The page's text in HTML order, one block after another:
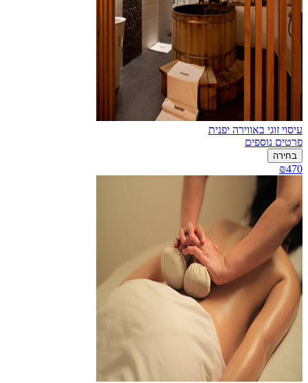
עיסוי זוגי באווירה יפנית
פרטים נוספים
בחירה
₪470